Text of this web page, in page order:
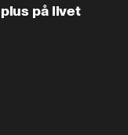
plus på livet